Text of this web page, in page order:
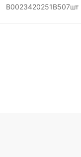
B0023420251B507шт